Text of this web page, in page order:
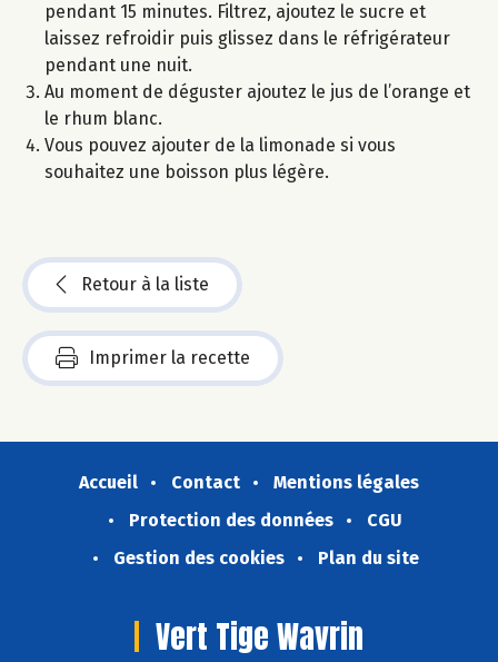
pendant 15 minutes. Filtrez, ajoutez le sucre et
laissez refroidir puis glissez dans le réfrigérateur
pendant une nuit.
Au moment de déguster ajoutez le jus de l’orange et
le rhum blanc.
Vous pouvez ajouter de la limonade si vous
souhaitez une boisson plus légère.
Retour à la liste
Imprimer la recette
Accueil Contact
Mentions légales
Protection des données
CGU
Gestion des cookies
Plan du site
Vert Tige Wavrin